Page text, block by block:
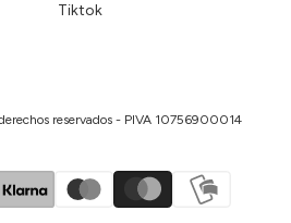
Tiktok
reservados - PIVA 10756900014